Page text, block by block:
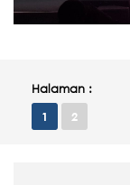
Halaman :
1 2